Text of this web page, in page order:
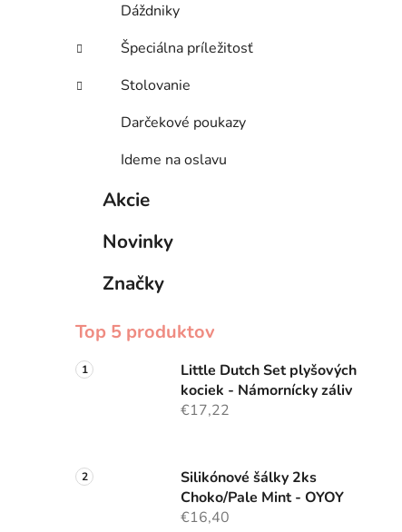
Dáždniky
Špeciálna príležitosť
Stolovanie
Darčekové poukazy
Ideme na oslavu
Akcie
Novinky
Značky
Top 5 produktov
Little Dutch Set plyšových
kociek - Námornícky záliv
€17,22
Silikónové šálky 2ks
Choko/Pale Mint - OYOY
€16,40